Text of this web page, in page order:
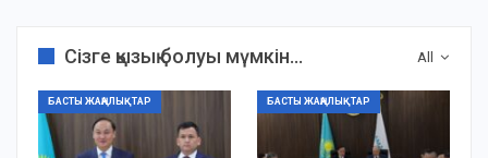
All
Сізге қызық болуы мүмкін...
БАСТЫ ЖАҢАЛЫҚТАР БАСТЫ ЖАҢАЛЫҚТАР